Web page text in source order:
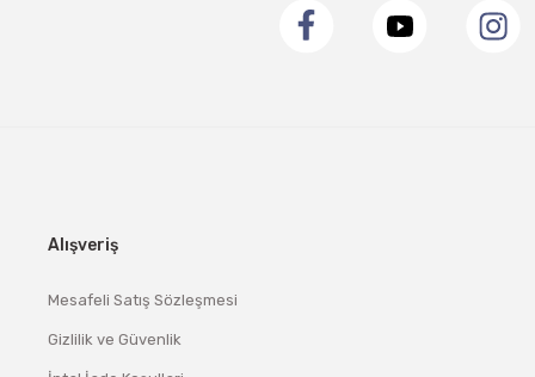
Alışveriş
Mesafeli Satış Sözleşmesi
Gizlilik ve Güvenlik